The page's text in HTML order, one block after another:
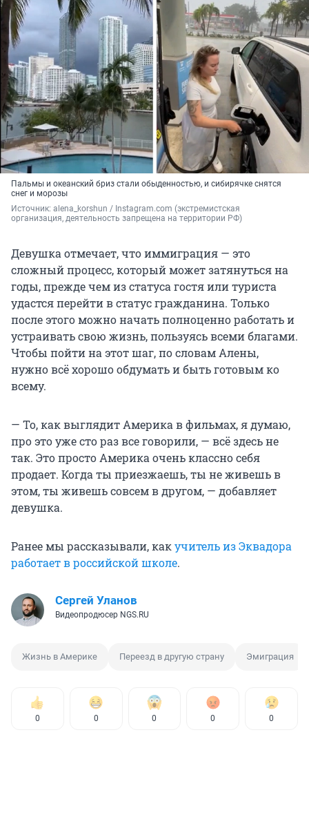
Пальмы и океанский бриз стали обыденностью, и сибирячке снятся
снег и морозы
Источник: alena_korshun / Instagram.com (экстремистская
организация, деятельность запрещена на территории РФ)
Девушка отмечает, что иммиграция — это
сложный процесс, который может затянуться на
годы, прежде чем из статуса гостя или туриста
удастся перейти в статус гражданина. Только
после этого можно начать полноценно работать и
устраивать свою жизнь, пользуясь всеми благами.
Чтобы пойти на этот шаг, по словам Алены,
нужно всё хорошо обдумать и быть готовым ко
всему.
— То, как выглядит Америка в фильмах, я думаю,
про это уже сто раз все говорили, — всё здесь не
так. Это просто Америка очень классно себя
продает. Когда ты приезжаешь, ты не живешь в
этом, ты живешь совсем в другом, — добавляет
девушка.
Ранее мы рассказывали, какучитель из Эквадора
работает в российской школе.
Сергей Уланов
Видеопродюсер NGS.RU
Жизнь в Америке Переезд в другую страну Эмиграция
0 0 0 0 0